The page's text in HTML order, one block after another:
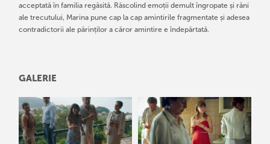
acceptată în familia regăsită. Răscolind emoții demult îngropate și răni
ale trecutului, Marina pune cap la cap amintirile fragmentate și adesea
contradictorii ale părinților a căror amintire e îndepărtată.
GALERIE